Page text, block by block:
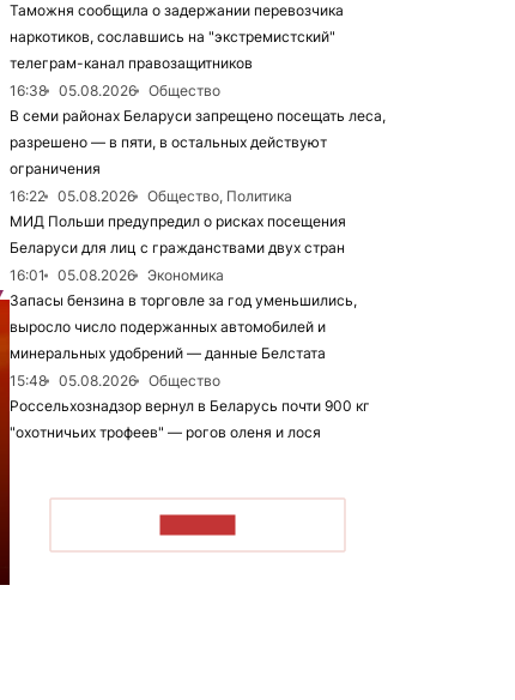
Таможня сообщила о задержании перевозчика
наркотиков, сославшись на "экстремистский"
телеграм-канал правозащитников
16:38
05.08.2026
Общество
В семи районах Беларуси запрещено посещать леса,
разрешено — в пяти, в остальных действуют
ограничения
16:22
05.08.2026
Общество, Политика
МИД Польши предупредил о рисках посещения
Беларуси для лиц с гражданствами двух стран
16:01
05.08.2026
Экономика
Запасы бензина в торговле за год уменьшились,
выросло число подержанных автомобилей и
минеральных удобрений — данные Белстата
15:48
05.08.2026
Общество
Россельхознадзор вернул в Беларусь почти 900 кг
"охотничьих трофеев" — рогов оленя и лося